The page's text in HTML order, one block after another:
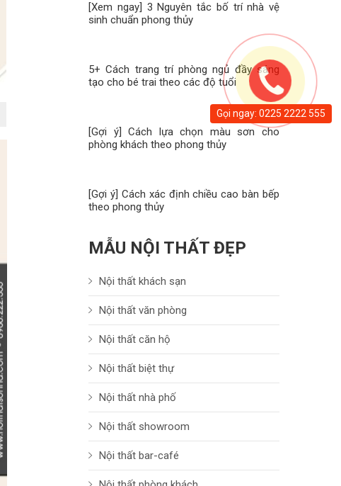
[Xem ngay] 3 Nguyên tắc bố trí nhà vệ
sinh chuẩn phong thủy
5+ Cách trang trí phòng ngủ đầy sáng
tạo cho bé trai theo các độ tuổi
[Gợi ý] Cách lựa chọn màu sơn cho
phòng khách theo phong thủy
[Gợi ý] Cách xác định chiều cao bàn bếp
theo phong thủy
MẪU NỘI THẤT ĐẸP
Nội thất khách sạn
Nội thất văn phòng
Nội thất căn hộ
Nội thất biệt thự
Nội thất nhà phố
Nội thất showroom
Nội thất bar-café
Gọi ngay: 0225 2222 555